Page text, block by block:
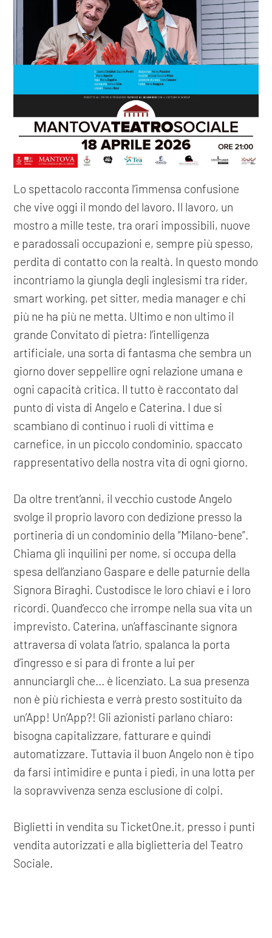
Lo spettacolo racconta l’immensa confusione
che vive oggi il mondo del lavoro. Il lavoro, un
mostro a mille teste, tra orari impossibili, nuove
e paradossali occupazioni e, sempre più spesso,
perdita di contatto con la realtà. In questo mondo
incontriamo la giungla degli inglesismi tra rider,
smart working, pet sitter, media manager e chi
più ne ha più ne metta. Ultimo e non ultimo il
grande Convitato di pietra: l’intelligenza
artificiale, una sorta di fantasma che sembra un
giorno dover seppellire ogni relazione umana e
ogni capacità critica. Il tutto è raccontato dal
punto di vista di Angelo e Caterina. I due si
scambiano di continuo i ruoli di vittima e
carnefice, in un piccolo condominio, spaccato
rappresentativo della nostra vita di ogni giorno.
Da oltre trent’anni, il vecchio custode Angelo
svolge il proprio lavoro con dedizione presso la
portineria di un condominio della “Milano-bene”.
Chiama gli inquilini per nome, si occupa della
spesa dell’anziano Gaspare e delle paturnie della
Signora Biraghi. Custodisce le loro chiavi e i loro
ricordi. Quand’ecco che irrompe nella sua vita un
imprevisto. Caterina, un’affascinante signora
attraversa di volata l’atrio, spalanca la porta
d’ingresso e si para di fronte a lui per
annunciargli che... è licenziato. La sua presenza
non è più richiesta e verrà presto sostituito da
un’App! Un’App?! Gli azionisti parlano chiaro:
bisogna capitalizzare, fatturare e quindi
automatizzare. Tuttavia il buon Angelo non è tipo
da farsi intimidire e punta i piedi, in una lotta per
la sopravvivenza senza esclusione di colpi.
Biglietti in vendita su TicketOne.it, presso i punti
vendita autorizzati e alla biglietteria del Teatro
Sociale.